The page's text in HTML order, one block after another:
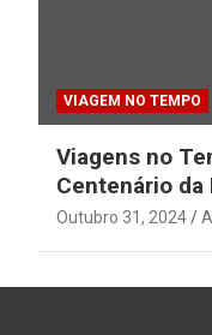
VIAGEM NO TEMPO
Viagens no
Centenário da
Outubro 31, 2024